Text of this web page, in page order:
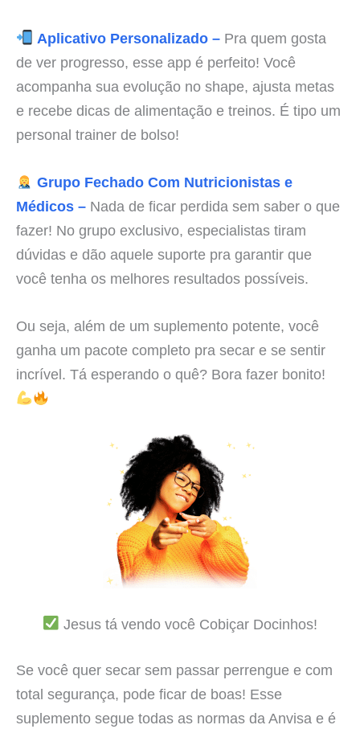
Aplicativo Personalizado –Pra quem gosta
de ver progresso, esse app é perfeito! Você
acompanha sua evolução no shape, ajusta metas
e recebe dicas de alimentação e treinos. É tipo um
personal trainer de bolso!
Grupo Fechado Com Nutricionistas e
Médicos – Nada de ficar perdida sem saber o que
fazer! No grupo exclusivo, especialistas tiram
dúvidas e dão aquele suporte pra garantir que
você tenha os melhores resultados possíveis.
Ou seja, além de um suplemento potente, você
ganha um pacote completo pra secar e se sentir
incrível. Tá esperando o quê? Bora fazer bonito!
Jesus tá vendo você Cobiçar Docinhos!
Se você quer secar sem passar perrengue e com
total segurança, pode ficar de boas! Esse
suplemento segue todas as normas da Anvisa e é